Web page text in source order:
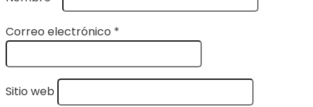
Correo electrónico *
Sitio web